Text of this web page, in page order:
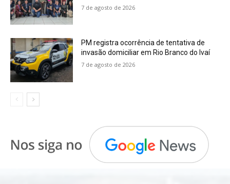
7 de agosto de 2026
PM registra ocorrência de tentativa de
invasão domiciliar em Rio Branco do Ivaí
7 de agosto de 2026